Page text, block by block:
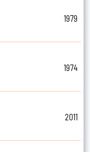
1979
1974
2011